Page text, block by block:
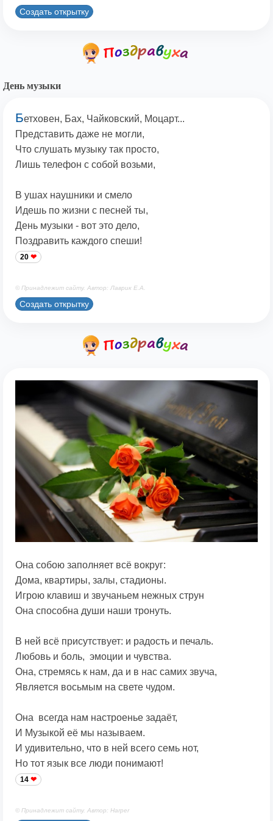
Создать открытку
День музыки
Бетховен, Бах, Чайковский, Моцарт...
Представить даже не могли,
Что слушать музыку так просто,
Лишь телефон с собой возьми,
В ушах наушники и смело
Идешь по жизни с песней ты,
День музыки - вот это дело,
Поздравить каждого спеши!
20
© Принадлежит сайту. Автор: Лаврик Е.А.
Создать открытку
Она собою заполняет всё вокруг:
Дома, квартиры, залы, стадионы.
Игрою клавиш и звучаньем нежных струн
Она способна души наши тронуть.
В ней всё присутствует: и радость и печаль.
Любовь и боль, эмоции и чувства.
Она, стремясь к нам, да и в нас самих звуча,
Является восьмым на свете чудом.
Она всегда нам настроенье задаёт,
И Музыкой её мы называем.
И удивительно, что в ней всего семь нот,
Но тот язык все люди понимают!
14
© Принадлежит сайту. Автор: Harper